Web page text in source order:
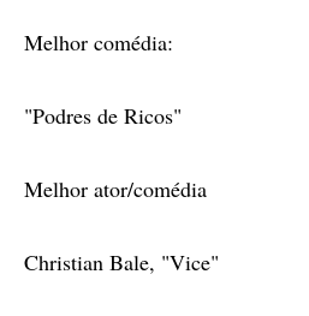
Melhor comédia:
"Podres de Ricos"
Melhor ator/comédia
Christian Bale, "Vice"